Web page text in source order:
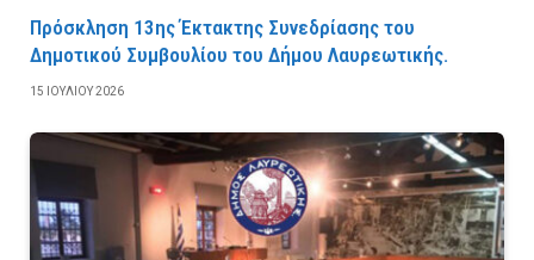
Πρόσκληση 13ης Έκτακτης Συνεδρίασης του
Δημοτικού Συμβουλίου του Δήμου Λαυρεωτικής.
15 ΙΟΥΛΊΟΥ 2026